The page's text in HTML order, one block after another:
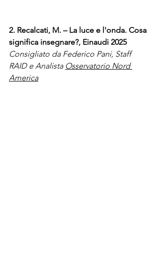
2. Recalcati, M. – La luce e l'onda. Cosa
significa insegnare?, Einaudi 2025
Consigliato da Federico Pani, Staff
RAID e Analista Osservatorio Nord
America